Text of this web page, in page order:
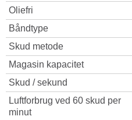
Oliefri
Båndtype
Skud metode
Magasin kapacitet
Skud / sekund
Luftforbrug ved 60 skud per
minut